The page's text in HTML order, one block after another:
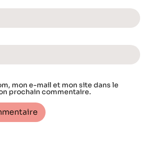
mon e-mail et mon site dans le
prochain commentaire.